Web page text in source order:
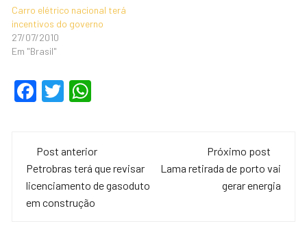
Carro elétrico nacional terá
incentivos do governo
27/07/2010
Em "Brasil"
F
e
b
o
T
er s
A
p
Navegação
de
post
Post anterior
Petrobras terá que revisar
licenciamento de gasoduto
em construção
Próximo post
Lama retirada de porto vai
gerar energia